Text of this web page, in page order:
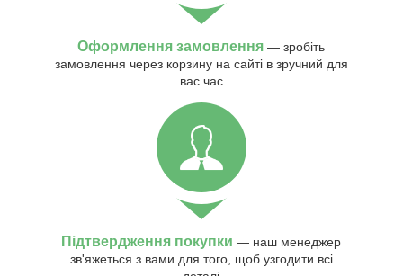
Оформлення замовлення — зробіть
замовлення через корзину на сайті в зручний для
вас час
Підтвердження покупки — наш менеджер
зв'яжеться з вами для того, щоб узгодити всі